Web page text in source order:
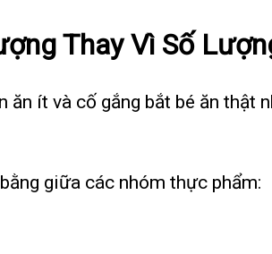
Thay Vì Số
ít và cố gắng bắt bé ăn thật
giữa các nhóm thực phẩm: